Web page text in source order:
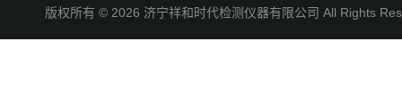
版权所有 © 2026 济宁祥和时代检测仪器有限公司 All Rights